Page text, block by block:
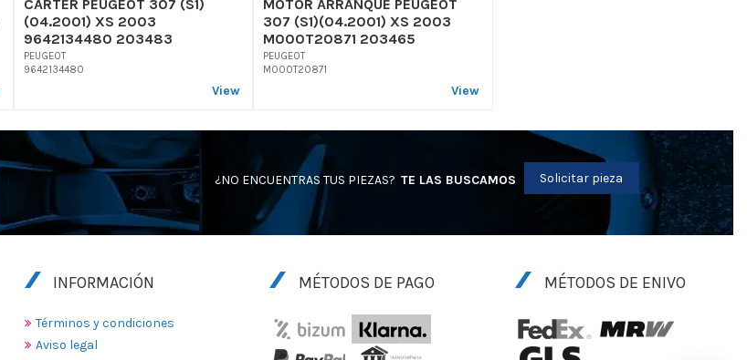
CARTER PEUGEOT 307 (S1)
(04.2001) XS 2003
9642134480 203483
PEUGEOT
9642134480
View
MOTOR ARRANQUE PEUGEOT
307 (S1)(04.2001) XS 2003
M000T20871 203465
PEUGEOT
M000T20871
View
¿NO ENCUENTRAS TUS PIEZAS? TE LAS BUSCAMOS Solicitar pieza
INFORMACIÓN
Términos y condiciones
Aviso legal
MÉTODOS DE PAGO MÉTODOS DE ENIVO